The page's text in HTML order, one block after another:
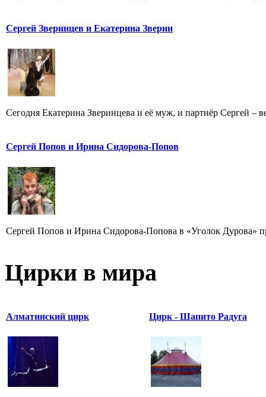
Сергей Зверинцев и Екатерина Зверин
Сегодня Екатерина Зверинцева и её муж, и партнёр Сергей –
Сергей Попов и Ирина Сидорова-Попов
Сергей Попов и Ирина Сидорова-Попова в «Уголок Дурова»
Цирки в мира
Алматинский цирк Цирк - Шапито Радуга